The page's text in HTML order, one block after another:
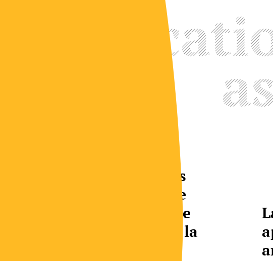
Un milliard de pauvres
dépendent de l’élevage
dans le monde, selon le
Rapport 2009-2010 de la